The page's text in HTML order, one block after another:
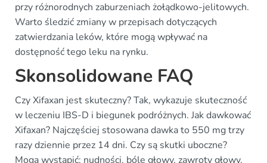
przy różnorodnych zaburzeniach żołądkowo-jelitowych.
Warto śledzić zmiany w przepisach dotyczących
zatwierdzania leków, które mogą wpływać na
dostępność tego leku na rynku.
Skonsolidowane FAQ
Czy Xifaxan jest skuteczny? Tak, wykazuje skuteczność
w leczeniu IBS-D i biegunek podróżnych. Jak dawkować
Xifaxan? Najczęściej stosowana dawka to 550 mg trzy
razy dziennie przez 14 dni. Czy są skutki uboczne?
Mogą wystąpić: nudności, bóle głowy, zawroty głowy.